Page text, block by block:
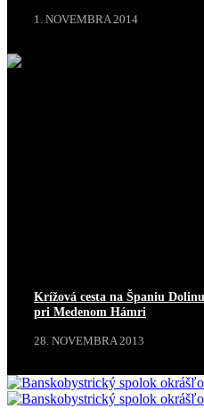
1. NOVEMBRA 2014
Krížová cesta na Španiu
pri Medenom Hámri
28. NOVEMBRA 2013